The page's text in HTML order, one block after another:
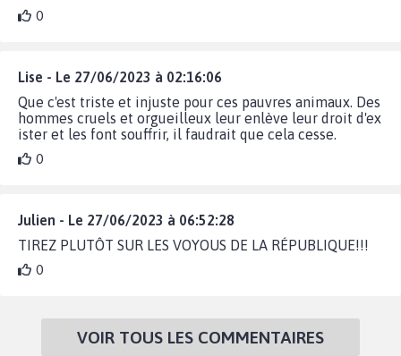
0
Lise - Le 27/06/2023 à 02:16:06
Que c'est triste et injuste pour ces pauvres animaux. Des
hommes cruels et orgueilleux leur enlève leur droit d'ex
ister et les font souffrir, il faudrait que cela cesse.
0
Julien - Le 27/06/2023 à 06:52:28
TIREZ PLUTÔT SUR LES VOYOUS DE LA RÉPUBLIQUE!!!
0
VOIR TOUS LES COMMENTAIRES